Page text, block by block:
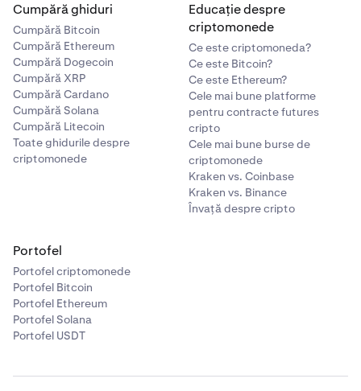
Cumpără ghiduri
Cumpără Bitcoin
Cumpără Ethereum
Cumpără Dogecoin
Cumpără XRP
Cumpără Cardano
Cumpără Solana
Cumpără Litecoin
Toate ghidurile despre
criptomonede
Educație despre
criptomonede
Ce este criptomoneda?
Ce este Bitcoin?
Ce este Ethereum?
Cele mai bune platforme
pentru contracte futures
cripto
Cele mai bune burse de
criptomonede
Kraken vs. Coinbase
Kraken vs. Binance
Învață despre cripto
Portofel
Portofel criptomonede
Portofel Bitcoin
Portofel Ethereum
Portofel Solana
Portofel USDT